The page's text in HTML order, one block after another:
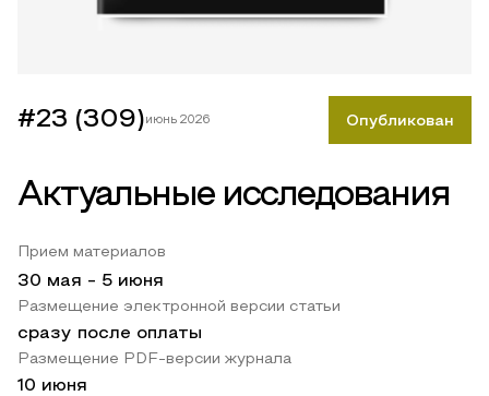
#23 (309) июнь 2026 Опубликован
Актуальные исследования
Прием материалов
30 мая - 5 июня
Размещение электронной версии статьи
сразу после оплаты
Размещение PDF-версии журнала
10 июня